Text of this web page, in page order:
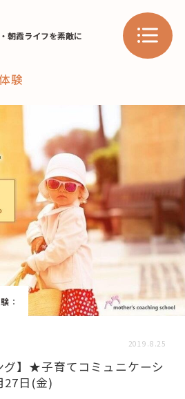
朝霞ライフを素敵に
暮らし
学び・教育
HAREL
活用事例
験
：
2019.8.25
グ】★子育てコミュニケーシ
27日(金)